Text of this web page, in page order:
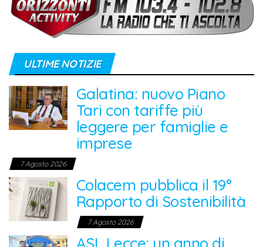
ULTIME NOTIZIE
Galatina: nuovo Piano
Tari con tariffe più
leggere per famiglie e
imprese
7 Agosto 2026
Colacem pubblica il 19°
Rapporto di Sostenibilità
7 Agosto 2026
ASL Lecce: un anno di